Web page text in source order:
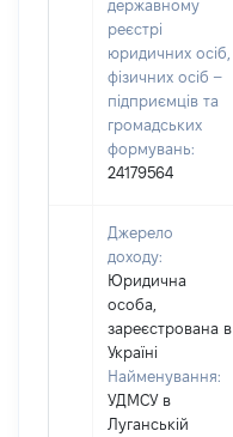
державному
реєстрі
юридичних осіб,
фізичних осіб –
підприємців та
громадських
формувань:
24179564
Джерело
доходу:
Юридична
особа,
зареєстрована в
Україні
Найменування:
УДМСУ в
Луганській